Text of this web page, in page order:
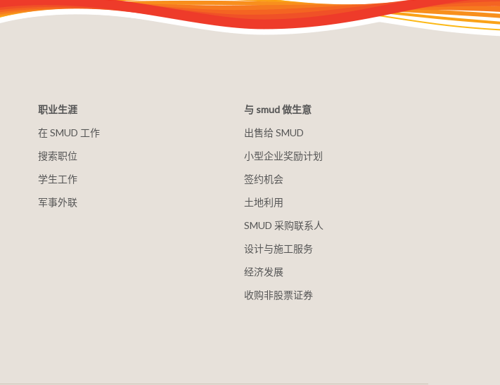
职业生涯
在 SMUD 工作
搜索职位
学生工作
军事外联
与 smud 做生意
出售给 SMUD
小型企业奖励计划
签约机会
土地利用
SMUD 采购联系人
设计与施工服务
经济发展
收购非股票证券